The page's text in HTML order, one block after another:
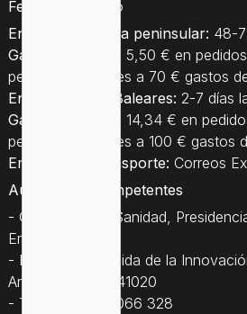
Festivos
: Cerrado
Entrega a España peninsular: 48-
Gastos de envío:
5,50 € en
pedidos superiores a 70 € gastos
Entrega a Islas Baleares: 2-7 días
Gastos de envío:
14,34 € en
pedidos superiores a 100 € gastos
Empresa de transporte: Correos
Autoridades competentes
- Consejería de Sanidad,
Emergencias
- Dirección: Avenida de la
Arena 1, Sevilla, 41020
- Teléfono: 955 066 328